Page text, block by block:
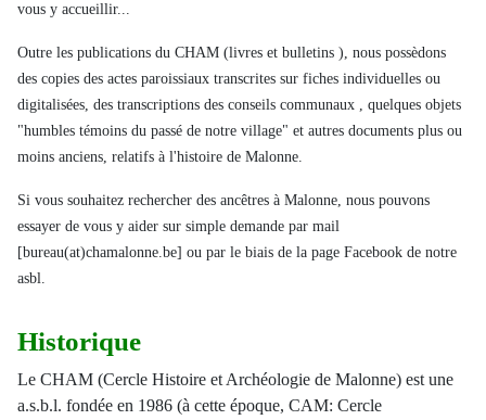
vous y accueillir...
Outre les publications du CHAM (livres et bulletins ), nous possèdons
des copies des actes paroissiaux transcrites sur fiches individuelles ou
digitalisées, des transcriptions des conseils communaux , quelques objets
"humbles témoins du passé de notre village" et autres documents plus ou
moins anciens, relatifs à l'histoire de Malonne.
Si vous souhaitez rechercher des ancêtres à Malonne, nous pouvons
essayer de vous y aider sur simple demande par mail
[bureau(at)chamalonne.be] ou par le biais de la page Facebook de notre
asbl.
Historique
Le CHAM (Cercle Histoire et Archéologie de Malonne) est une
a.s.b.l. fondée en 1986 (à cette époque, CAM: Cercle